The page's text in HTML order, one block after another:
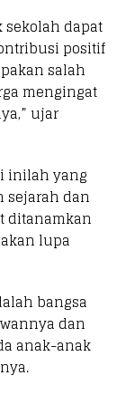
sekolah dapat
positif
salah
mengingat
ujar
inilah yang
sejarah dan
ditanamkan
lupa
bangsa
dan
anak-anak